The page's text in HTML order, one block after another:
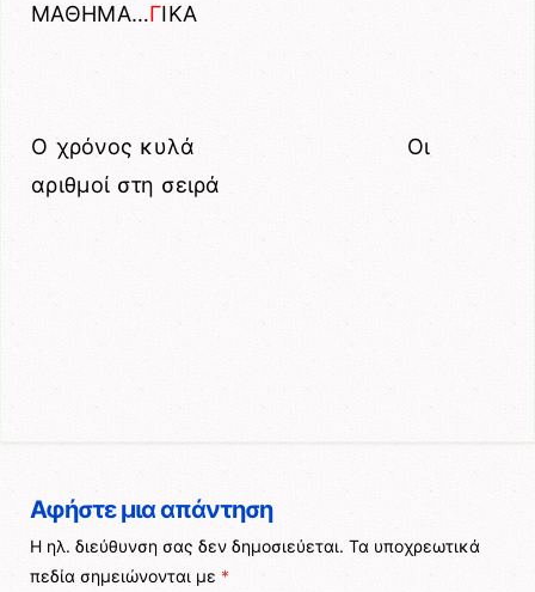
ΜΑΘΗΜΑ…ΓΙΚΑ
Ο χρόνος κυλά Οι
αριθμοί στη σειρά
Αφήστε μια απάντηση
Η ηλ. διεύθυνση σας δεν δημοσιεύεται. Τα υποχρεωτικά
πεδία σημειώνονται με *